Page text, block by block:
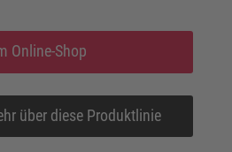
Online-Shop
über diese Produktlinie